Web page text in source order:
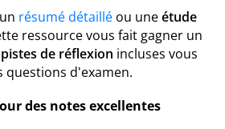
résumé détaillé ou uneétude
ressource vous fait gagner un
pistes de réflexion incluses vous
questions d'examen.
des notes excellentes